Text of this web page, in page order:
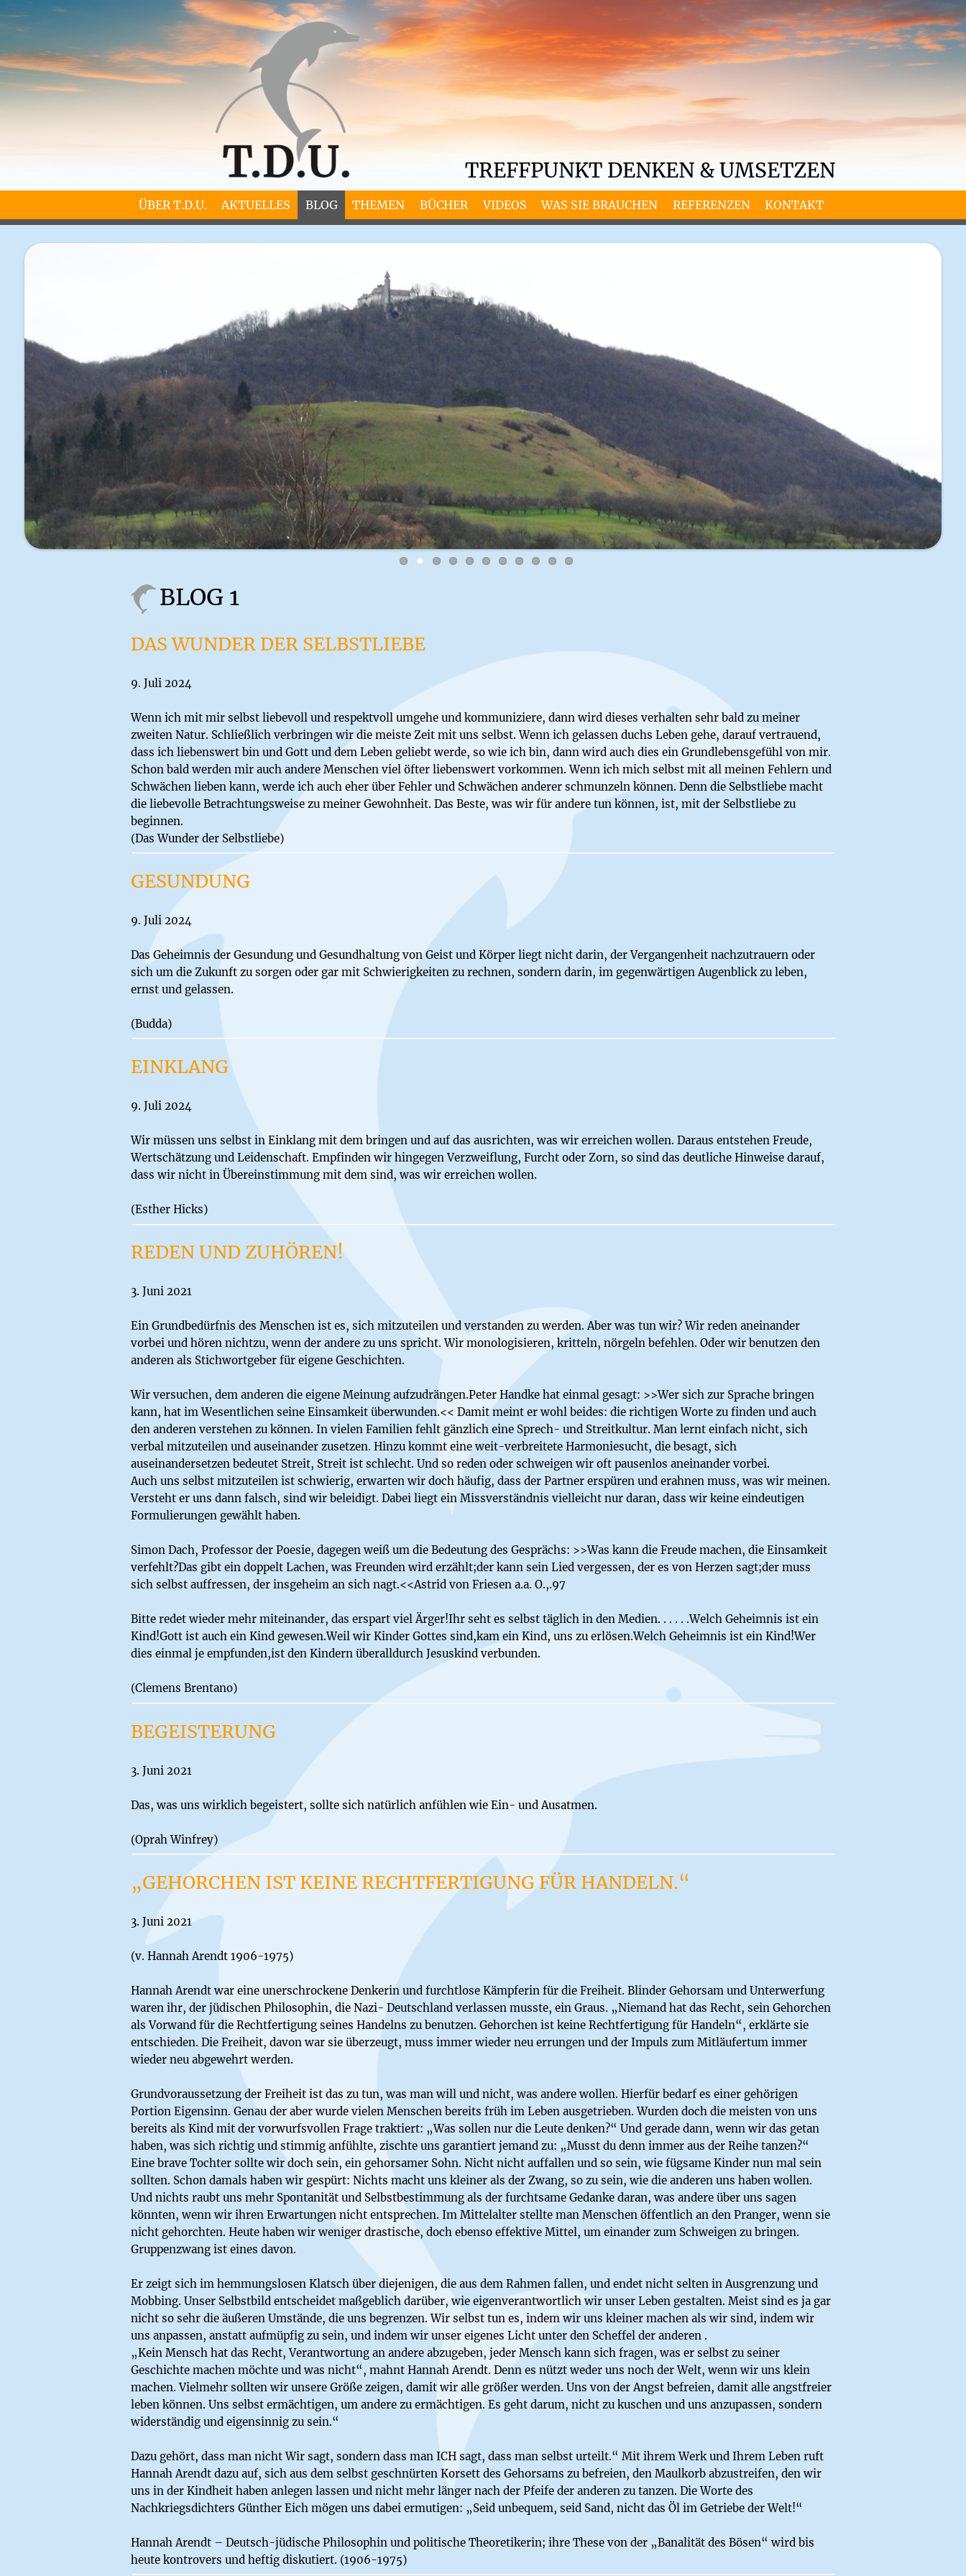
TREFFPUNKT DENKEN & UMSETZEN
ÜBER T.D.U. AKTUELLES BLOG THEMEN BÜCHER VIDEOS WAS SIE BRAUCHEN REFERENZEN KONTAKT
BLOG 1
DAS WUNDER DER SELBSTLIEBE
9. Juli 2024
Wenn ich mit mir selbst liebevoll und respektvoll umgehe und kommuniziere, dann wird dieses verhalten sehr bald zu meiner
zweiten Natur. Schließlich verbringen wir die meiste Zeit mit uns selbst. Wenn ich gelassen duchs Leben gehe, darauf vertrauend,
dass ich liebenswert bin und Gott und dem Leben geliebt werde, so wie ich bin, dann wird auch dies ein Grundlebensgefühl von mir.
Schon bald werden mir auch andere Menschen viel öfter liebenswert vorkommen. Wenn ich mich selbst mit all meinen Fehlern und
Schwächen lieben kann, werde ich auch eher über Fehler und Schwächen anderer schmunzeln können. Denn die Selbstliebe macht
die liebevolle Betrachtungsweise zu meiner Gewohnheit. Das Beste, was wir für andere tun können, ist, mit der Selbstliebe zu
beginnen.
(Das Wunder der Selbstliebe)
GESUNDUNG
9. Juli 2024
Das Geheimnis der Gesundung und Gesundhaltung von Geist und Körper liegt nicht darin, der Vergangenheit nachzutrauern oder
sich um die Zukunft zu sorgen oder gar mit Schwierigkeiten zu rechnen, sondern darin, im gegenwärtigen Augenblick zu leben,
ernst und gelassen.
(Budda)
EINKLANG
9. Juli 2024
Wir müssen uns selbst in Einklang mit dem bringen und auf das ausrichten, was wir erreichen wollen. Daraus entstehen Freude,
Wertschätzung und Leidenschaft. Empfinden wir hingegen Verzweiflung, Furcht oder Zorn, so sind das deutliche Hinweise darauf,
dass wir nicht in Übereinstimmung mit dem sind, was wir erreichen wollen.
(Esther Hicks)
REDEN UND ZUHÖREN!
3. Juni 2021
Ein Grundbedürfnis des Menschen ist es, sich mitzuteilen und verstanden zu werden. Aber was tun wir? Wir reden aneinander
vorbei und hören nichtzu, wenn der andere zu uns spricht. Wir monologisieren, kritteln, nörgeln befehlen. Oder wir benutzen den
anderen als Stichwortgeber für eigene Geschichten.
Wir versuchen, dem anderen die eigene Meinung aufzudrängen.Peter Handke hat einmal gesagt: >>Wer sich zur Sprache bringen
kann, hat im Wesentlichen seine Einsamkeit überwunden.<< Damit meint er wohl beides: die richtigen Worte zu finden und auch
den anderen verstehen zu können. In vielen Familien fehlt gänzlich eine Sprech- und Streitkultur. Man lernt einfach nicht, sich
verbal mitzuteilen und auseinander zusetzen. Hinzu kommt eine weit-verbreitete Harmoniesucht, die besagt, sich
auseinandersetzen bedeutet Streit, Streit ist schlecht. Und so reden oder schweigen wir oft pausenlos aneinander vorbei.
Auch uns selbst mitzuteilen ist schwierig, erwarten wir doch häufig, dass der Partner erspüren und erahnen muss, was wir meinen.
Versteht er uns dann falsch, sind wir beleidigt. Dabei liegt ein Missverständnis vielleicht nur daran, dass wir keine eindeutigen
Formulierungen gewählt haben.
Simon Dach, Professor der Poesie, dagegen weiß um die Bedeutung des Gesprächs: >>Was kann die Freude machen, die Einsamkeit
verfehlt?Das gibt ein doppelt Lachen, was Freunden wird erzählt;der kann sein Lied vergessen, der es von Herzen sagt;der muss
sich selbst auffressen, der insgeheim an sich nagt.<<Astrid von Friesen a.a. O.,.97
Bitte redet wieder mehr miteinander, das erspart viel Ärger!Ihr seht es selbst täglich in den Medien. . . . . .Welch Geheimnis ist ein
Kind!Gott ist auch ein Kind gewesen.Weil wir Kinder Gottes sind,kam ein Kind, uns zu erlösen.Welch Geheimnis ist ein Kind!Wer
dies einmal je empfunden,ist den Kindern überalldurch Jesuskind verbunden.
(Clemens Brentano)
BEGEISTERUNG
3. Juni 2021
Das, was uns wirklich begeistert, sollte sich natürlich anfühlen wie Ein- und Ausatmen.
(Oprah Winfrey)
„GEHORCHEN IST KEINE RECHTFERTIGUNG FÜR HANDELN.“
3. Juni 2021
(v. Hannah Arendt 1906-1975)
Hannah Arendt war eine unerschrockene Denkerin und furchtlose Kämpferin für die Freiheit. Blinder Gehorsam und Unterwerfung
waren ihr, der jüdischen Philosophin, die Nazi- Deutschland verlassen musste, ein Graus. „Niemand hat das Recht, sein Gehorchen
als Vorwand für die Rechtfertigung seines Handelns zu benutzen. Gehorchen ist keine Rechtfertigung für Handeln“, erklärte sie
entschieden. Die Freiheit, davon war sie überzeugt, muss immer wieder neu errungen und der Impuls zum Mitläufertum immer
wieder neu abgewehrt werden.
Grundvoraussetzung der Freiheit ist das zu tun, was man will und nicht, was andere wollen. Hierfür bedarf es einer gehörigen
Portion Eigensinn. Genau der aber wurde vielen Menschen bereits früh im Leben ausgetrieben. Wurden doch die meisten von uns
bereits als Kind mit der vorwurfsvollen Frage traktiert: „Was sollen nur die Leute denken?“ Und gerade dann, wenn wir das getan
haben, was sich richtig und stimmig anfühlte, zischte uns garantiert jemand zu: „Musst du denn immer aus der Reihe tanzen?“
Eine brave Tochter sollte wir doch sein, ein gehorsamer Sohn. Nicht nicht auffallen und so sein, wie fügsame Kinder nun mal sein
sollten. Schon damals haben wir gespürt: Nichts macht uns kleiner als der Zwang, so zu sein, wie die anderen uns haben wollen.
Und nichts raubt uns mehr Spontanität und Selbstbestimmung als der furchtsame Gedanke daran, was andere über uns sagen
könnten, wenn wir ihren Erwartungen nicht entsprechen. Im Mittelalter stellte man Menschen öffentlich an den Pranger, wenn sie
nicht gehorchten. Heute haben wir weniger drastische, doch ebenso effektive Mittel, um einander zum Schweigen zu bringen.
Gruppenzwang ist eines davon.
Er zeigt sich im hemmungslosen Klatsch über diejenigen, die aus dem Rahmen fallen, und endet nicht selten in Ausgrenzung und
Mobbing. Unser Selbstbild entscheidet maßgeblich darüber, wie eigenverantwortlich wir unser Leben gestalten. Meist sind es ja gar
nicht so sehr die äußeren Umstände, die uns begrenzen. Wir selbst tun es, indem wir uns kleiner machen als wir sind, indem wir
uns anpassen, anstatt aufmüpfig zu sein, und indem wir unser eigenes Licht unter den Scheffel der anderen .
„Kein Mensch hat das Recht, Verantwortung an andere abzugeben, jeder Mensch kann sich fragen, was er selbst zu seiner
Geschichte machen möchte und was nicht“, mahnt Hannah Arendt. Denn es nützt weder uns noch der Welt, wenn wir uns klein
machen. Vielmehr sollten wir unsere Größe zeigen, damit wir alle größer werden. Uns von der Angst befreien, damit alle angstfreier
leben können. Uns selbst ermächtigen, um andere zu ermächtigen. Es geht darum, nicht zu kuschen und uns anzupassen, sondern
widerständig und eigensinnig zu sein.“
Dazu gehört, dass man nicht Wir sagt, sondern dass man ICH sagt, dass man selbst urteilt.“ Mit ihrem Werk und Ihrem Leben ruft
Hannah Arendt dazu auf, sich aus dem selbst geschnürten Korsett des Gehorsams zu befreien, den Maulkorb abzustreifen, den wir
uns in der Kindheit haben anlegen lassen und nicht mehr länger nach der Pfeife der anderen zu tanzen. Die Worte des
Nachkriegsdichters Günther Eich mögen uns dabei ermutigen: „Seid unbequem, seid Sand, nicht das Öl im Getriebe der Welt!“
Hannah Arendt – Deutsch-jüdische Philosophin und politische Theoretikerin; ihre These von der „Banalität des Bösen“ wird bis
heute kontrovers und heftig diskutiert. (1906-1975)